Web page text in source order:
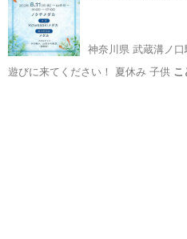
神奈川県 武蔵溝ノ口
遊びに来てください！ 夏休み 子供 こ